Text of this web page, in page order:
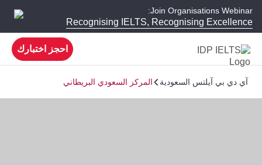
Join Organisations Webinar:
Recognising IELTS, Recognising Excellence
احجز اختبارك
آي دي بي آيلتس السعودية المركز السعودي البريطاني